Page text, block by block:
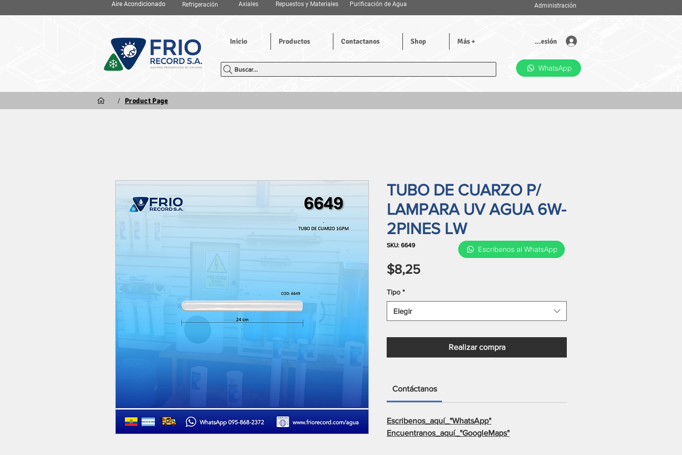
Aire Acondicionado Refrigeración Axiales Repuestos y Materiales Purificación de Agua Administración
Inicio Productos Contactanos Shop Más +
Buscar...
Iniciar sesión
WhatsApp
/ Product Page
TUBO DE CUARZO P/
LAMPARA UV AGUA 6W-
2PINES LW
SKU: 6649
$8,25Precio
Tipo *
Elegir
Realizar compra
Contáctanos
Escribenos_aquí_"WhatsApp"
Encuentranos_aquí_"GoogleMaps"
Escribenos al WhatsApp